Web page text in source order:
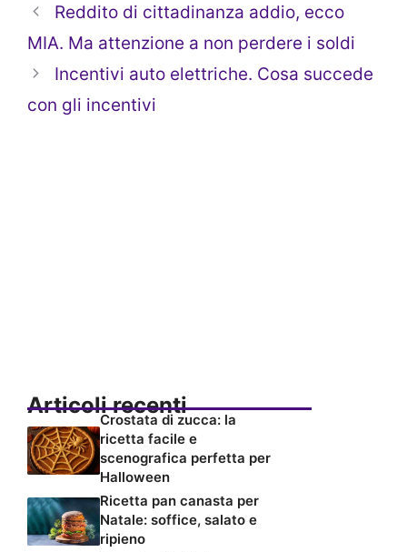
Reddito di cittadinanza addio, ecco
MIA. Ma attenzione a non perdere i soldi
Incentivi auto elettriche. Cosa succede
con gli incentivi
Articoli recenti
Crostata di zucca: la
ricetta facile e
scenografica perfetta per
Halloween
Ricetta pan canasta per
Natale: soffice, salato e
ripieno